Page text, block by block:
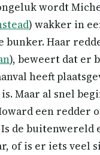
wordt
) wakker in
bunker. Haar
), beweert dat er
heeft
Maar al snel
een redder
de buitenwereld
of is er iets veel